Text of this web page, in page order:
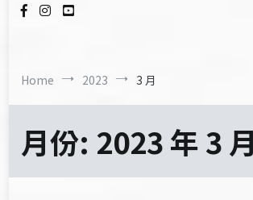
Home 2023 3 月
月份: 2023 年 3 月